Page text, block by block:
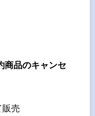
商品のキャンセ
販売